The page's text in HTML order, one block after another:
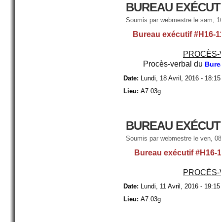
BUREAU
Soumis par webmestre le sam,
Bureau exécutif #H16-
Procès-verbal du
Date: Lundi, 18 Avril, 2016 - 18:15
Lieu: A7.03g
BUREAU
Soumis par webmestre le ven,
Bureau exécutif #H16-
Date: Lundi, 11 Avril, 2016 - 19:15
Lieu: A7.03g